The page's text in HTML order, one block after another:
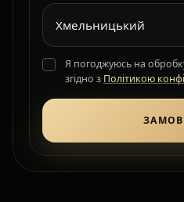
Я погоджуюсь на
згідно з Політикою